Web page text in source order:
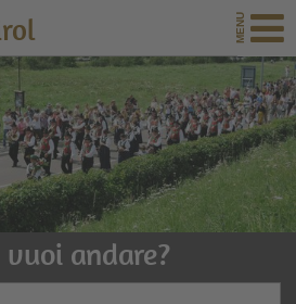
vuoi andare?